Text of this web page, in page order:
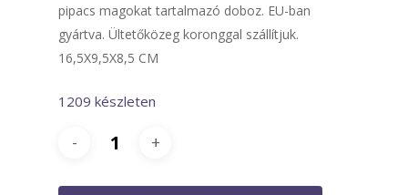
pipacs magokat tartalmazó doboz. EU-ban
gyártva. Ültetőközeg koronggal szállítjuk.
16,5X9,5X8,5 CM
1209 készleten